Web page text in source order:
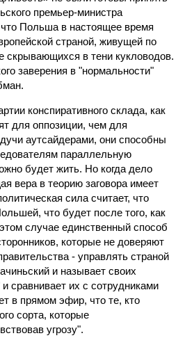
премьер-министра
Польша в настоящее время
страной, живущей по
скрывающихся в тени кукловодов.
заверения в "нормальности"
конспиративного склада, как
для оппозиции, чем для
аутсайдерами, они способны
параллельную
будет жить. Но когда дело
вера в теорию заговора имеет
сила считает, что
что будет после того, как
случае единственный способ
которые не доверяют
- управлять страной
и называет своих
сравнивает их с сотрудниками
в прямом эфир, что те, кто
сорта, которые
угрозу".